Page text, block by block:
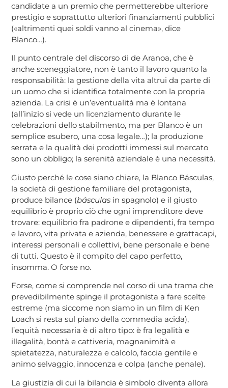
candidate a un premio che permetterebbe ulteriore
prestigio e soprattutto ulteriori finanziamenti pubblici
(«altrimenti quei soldi vanno al cinema», dice
Blanco…).
Il punto centrale del discorso di de Aranoa, che è
anche sceneggiatore, non è tanto il lavoro quanto la
responsabilità: la gestione della vita altrui da parte di
un uomo che si identifica totalmente con la propria
azienda. La crisi è un’eventualità ma è lontana
(all’inizio si vede un licenziamento durante le
celebrazioni dello stabilmento, ma per Blanco è un
semplice esubero, una cosa legale…); la produzione
serrata e la qualità dei prodotti immessi sul mercato
sono un obbligo; la serenità aziendale è una necessità.
Giusto perché le cose siano chiare, la Blanco Básculas,
la società di gestione familiare del protagonista,
produce bilance (básculas in spagnolo) e il giusto
equilibrio è proprio ciò che ogni imprenditore deve
trovare: equilibrio fra padrone e dipendenti, fra tempo
e lavoro, vita privata e azienda, benessere e grattacapi,
interessi personali e collettivi, bene personale e bene
di tutti. Questo è il compito del capo perfetto,
insomma. O forse no.
Forse, come si comprende nel corso di una trama che
prevedibilmente spinge il protagonista a fare scelte
estreme (ma siccome non siamo in un film di Ken
Loach si resta sul piano della commedia acida),
l’equità necessaria è di altro tipo: è fra legalità e
illegalità, bontà e cattiveria, magnanimità e
spietatezza, naturalezza e calcolo, faccia gentile e
animo selvaggio, innocenza e colpa (anche penale).
La giustizia di cui la bilancia è simbolo diventa allora